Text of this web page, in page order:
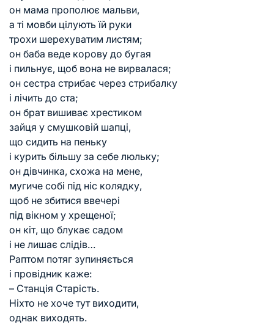
он мама прополює мальви,
а ті мовби цілують їй руки
трохи шерехуватим листям;
он баба веде корову до бугая
і пильнує, щоб вона не вирвалася;
он сестра стрибає через стрибалку
і лічить до ста;
он брат вишиває хрестиком
зайця у смушковій шапці,
що сидить на пеньку
і курить більшу за себе люльку;
он дівчинка, схожа на мене,
мугиче собі під ніс колядку,
щоб не збитися ввечері
під вікном у хрещеної;
он кіт, що блукає садом
і не лишає слідів…
Раптом потяг зупиняється
і провідник каже:
– Станція Старість.
Ніхто не хоче тут виходити,
однак виходять.